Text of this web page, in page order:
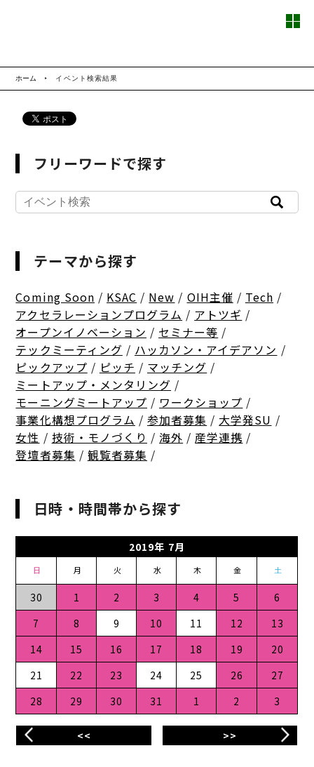
ホーム イベント検索結果
フリーワードで探す
テーマから探す
Coming Soon / KSAC / New / OIH主催 / Tech /
アクセラレーションプログラム / アトツギ /
オープンイノベーション / セミナー等 /
テックミーティング / ハッカソン・アイデアソン /
ピックアップ / ピッチ / マッチング /
ミートアップ・メンタリング /
モーニングミートアップ / ワークショップ /
事業化構想プログラム / 参加者募集 / 大学発SU /
女性 / 技術・モノづくり / 海外 / 産学連携 /
登壇者募集 / 観覧者募集 /
日時・時間帯から探す
<<
2019年 7月
>>
日 月 火 水 木 金 土
30 1 2 3 4 5
6
7
8 9 10 11 12
13
14
15 16 17 18 19
20
21
22 23 24 25 26
27
28
29 30 31 1 2 3